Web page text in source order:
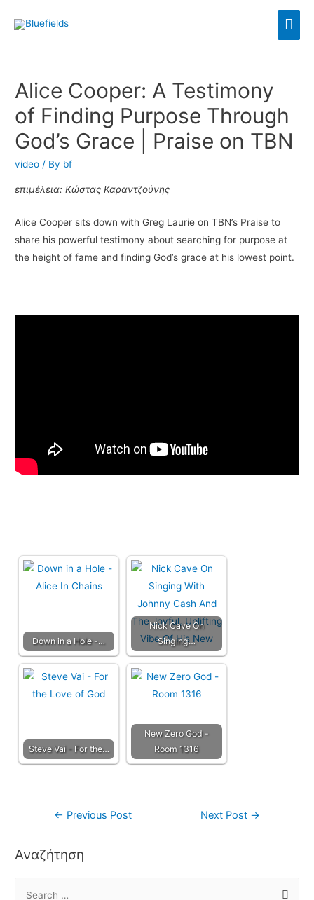
Alice Cooper: A Testimony
of Finding Purpose Through
God’s Grace | Praise on TBN
video / By bf
επιμέλεια: Κώστας Καραντζούνης
Alice Cooper sits down with Greg Laurie on TBN’s Praise to
share his powerful testimony about searching for purpose at
the height of fame and finding God’s grace at his lowest point.
Down in a Hole -…
Nick Cave On
Singing…
Steve Vai - For the…
New Zero God -
Room 1316
← Previous Post Next Post →
Αναζήτηση